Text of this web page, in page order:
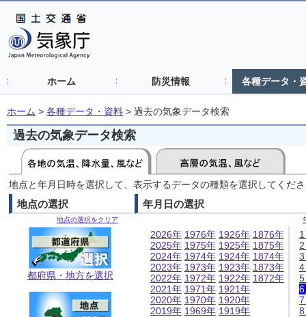
ホーム 防災情報 各種データ・
ホーム > 各種データ・資料 > 過去の気象データ検索
過去の気象データ検索
地点と年月日時を選択して、表示するデータの種類を選択してくだ
地点の選択
地点の選択をクリア
都府県・地方を選択
年月日の選択
2026年
2025年
2024年
2023年
2022年
2021年
2020年
2019年
1976年
1975年
1974年
1973年
1972年
1971年
1970年
1969年
1926年
1925年
1924年
1923年
1922年
1921年
1920年
1919年
1876年
1875年
1874年
1873年
1872年